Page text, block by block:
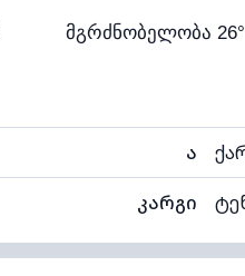
12°C
მგრძნობელობა 26°
ა
კარგი
34% (ოდნავ მშრალი)